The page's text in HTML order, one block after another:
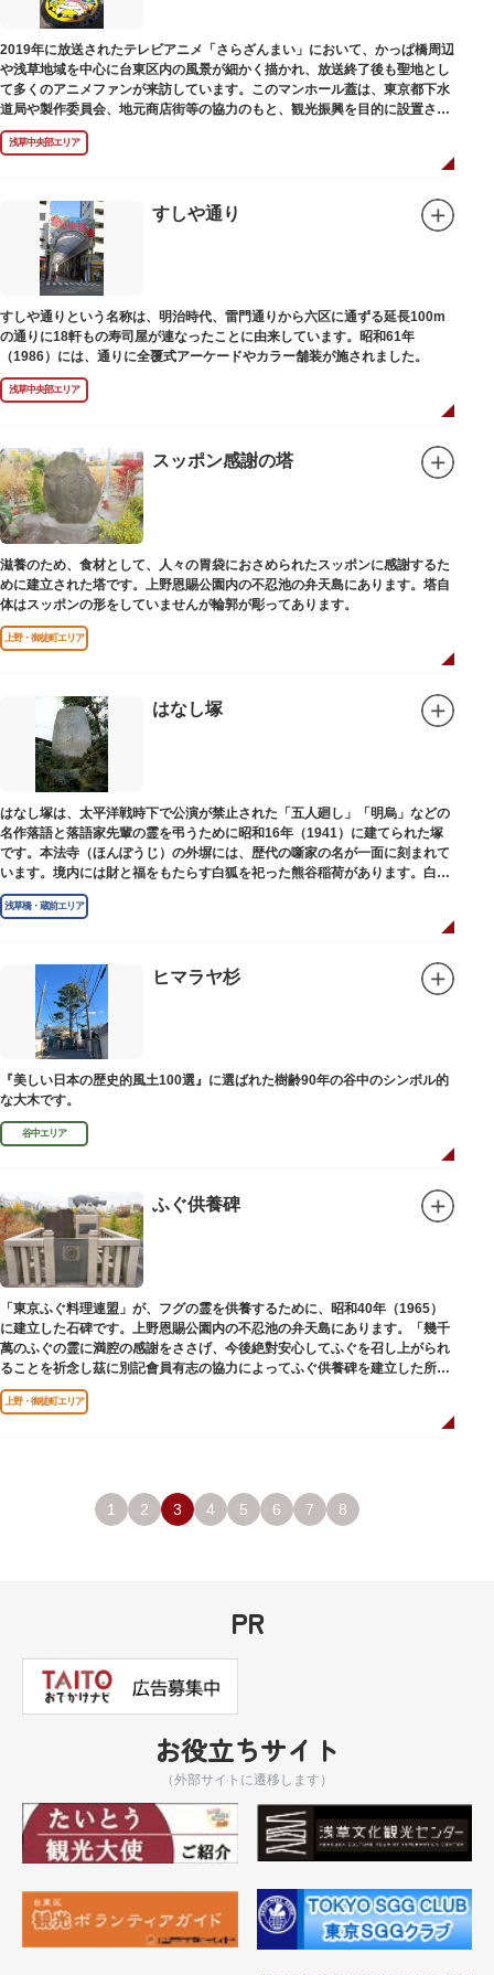
2019年に放送されたテレビアニメ「さらざんまい」において、かっぱ橋周辺
や浅草地域を中心に台東区内の風景が細かく描かれ、放送終了後も聖地とし
て多くのアニメファンが来訪しています。このマンホール蓋は、東京都下水
道局や製作委員会、地元商店街等の協力のもと、観光振興を目的に設置され
ました。
描かれているのは、主人公である矢逆一稀、久慈悠、陣内燕太の3人が、か
っぱ橋に封印されていた謎のカッパ型生命体“ケッピ”によって河童の姿に変
設置年月日：令和3年4月13日
浅草中央部エリア
すしや通り
すしや通りという名称は、明治時代、雷門通りから六区に通ずる延長100m
の通りに18軒もの寿司屋が連なったことに由来しています。昭和61年
（1986）には、通りに全覆式アーケードやカラー舗装が施されました。
浅草中央部エリア
スッポン感謝の塔
滋養のため、食材として、人々の胃袋におさめられたスッポンに感謝するた
めに建立された塔です。上野恩賜公園内の不忍池の弁天島にあります。塔自
体はスッポンの形をしていませんが輪郭が彫ってあります。
上野・御徒町エリア
はなし塚
はなし塚は、太平洋戦時下で公演が禁止された「五人廻し」「明烏」などの
名作落語と落語家先輩の霊を弔うために昭和16年（1941）に建てられた塚
です。本法寺（ほんぽうじ）の外塀には、歴代の噺家の名が一面に刻まれて
います。境内には財と福をもたらす白狐を祀った熊谷稲荷があります。白狐
を祀った稲荷は全国に2ケ所しかない非常に珍しいものです。
浅草橋・蔵前エリア
ヒマラヤ杉
『美しい日本の歴史的風土100選』に選ばれた樹齢90年の谷中のシンボル的
な大木です。
谷中エリア
ふぐ供養碑
「東京ふぐ料理連盟」が、フグの霊を供養するために、昭和40年（1965）
に建立した石碑です。上野恩賜公園内の不忍池の弁天島にあります。「幾千
萬のふぐの霊に満腔の感謝をささげ、今後絶對安心してふぐを召し上がられ
ることを祈念し茲に別記會員有志の協力によってふぐ供養碑を建立した所以
であります」と刻まれています。
上野・御徒町エリア
1 2 3 4 5 6 7 8
PR
お役立ちサイト
（外部サイトに遷移します）